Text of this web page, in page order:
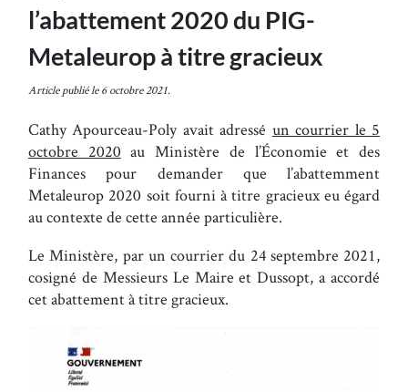
l’abattement 2020 du PIG-
Metaleurop à titre gracieux
Article publié le 6 octobre 2021.
Cathy Apourceau-Poly avait adressé un courrier le 5
octobre 2020 au Ministère de l’Économie et des
Finances pour demander que l’abattemment
Metaleurop 2020 soit fourni à titre gracieux eu égard
au contexte de cette année particulière.
Le Ministère, par un courrier du 24 septembre 2021,
cosigné de Messieurs Le Maire et Dussopt, a accordé
cet abattement à titre gracieux.